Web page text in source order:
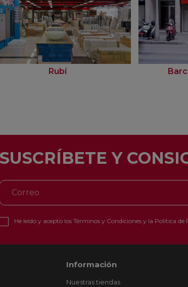
Rubí
SUSCRÍBETE Y
He leído y acepto los Términos y Condicionesy la Política de
Información
Nuestras tiendas